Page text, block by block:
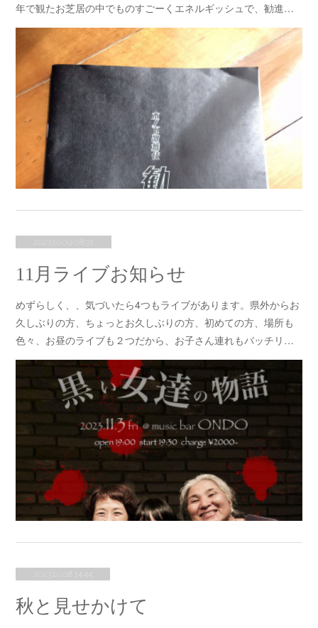
年で観たお芝居の中でものすごーくエネルギッシュで、勧進…
2023.10.09 08:31
11月ライブお知らせ
めずらしく、、気づいたら4つもライブがあります。県外からお
久しぶりの方、ちょっとお久しぶりの方、初めての方、場所も
色々、お昼のライブも２つだから、お子さん連れもバッチリ…
2023.10.08 14:44
秋と見せかけて